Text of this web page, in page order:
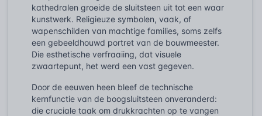
kathedralen groeide de sluitsteen uit tot een waar
kunstwerk. Religieuze symbolen, vaak, of
wapenschilden van machtige families, soms zelfs
een gebeeldhouwd portret van de bouwmeester.
Die esthetische verfraaiing, dat visuele
zwaartepunt, het werd een vast gegeven.
Door de eeuwen heen bleef de technische
kernfunctie van de boogsluitsteen onveranderd:
die cruciale taak om drukkrachten op te vangen